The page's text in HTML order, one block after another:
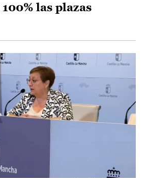
las plazas